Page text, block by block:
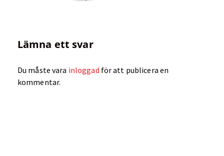
Lämna ett svar
Du måste vara inloggad för att publicera en
kommentar.